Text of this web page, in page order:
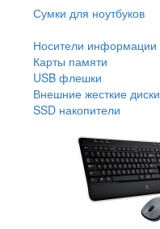
Сумки для ноутбуков
Носители информации
Карты памяти
USB флешки
Внешние жесткие диски
SSD накопители